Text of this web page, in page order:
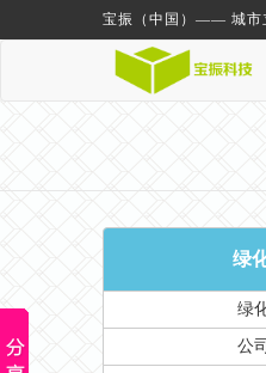
宝振（中国）—— 城市
绿
绿
公